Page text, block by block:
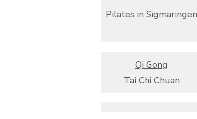
Pilates in Sigmaringen
Qi Gong
Tai Chi Chuan